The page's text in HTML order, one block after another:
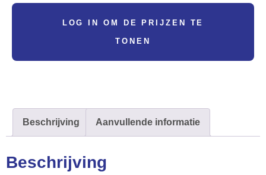
LOG IN OM DE PRIJZEN TE
TONEN
Beschrijving Aanvullende informatie
Beschrijving